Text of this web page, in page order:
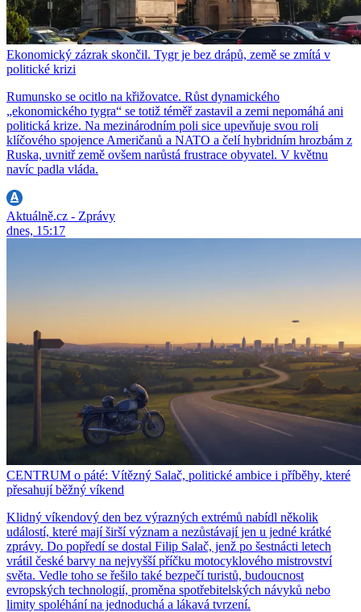
Ekonomický zázrak skončil. Tygr je bez drápů, země se zmítá v
politické krizi
Rumunsko se ocitlo na křižovatce. Růst dynamického
„ekonomického tygra“ se totiž téměř zastavil a zemi nepomáhá ani
politická krize. Na mezinárodním poli sice upevňuje svou roli
klíčového spojence Američanů a NATO a čelí hybridním hrozbám z
Ruska, uvnitř země ovšem narůstá frustrace obyvatel. V květnu
navíc padla vláda.
Aktuálně.cz - Zprávy
dnes, 15:17
CENTRUM o páté: Vítězný Salač, politické ambice i příběhy, které
přesahují běžný víkend
Klidný víkendový den bez výrazných extrémů nabídl několik
událostí, které mají širší význam a nezůstávají jen u jedné krátké
zprávy. Do popředí se dostal Filip Salač, jenž po šestnácti letech
vrátil české barvy na nejvyšší příčku motocyklového mistrovství
světa. Vedle toho se řešilo také bezpečí turistů, budoucnost
evropských technologií, proměna spotřebitelských návyků nebo
limity spoléhání na jednoduchá a lákavá tvrzení.